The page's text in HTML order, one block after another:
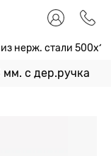
нерж. стали
с дер.ручка